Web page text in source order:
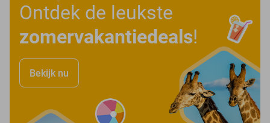
Ontdek de leukste
zomervakantiedeals!
Bekijk nu